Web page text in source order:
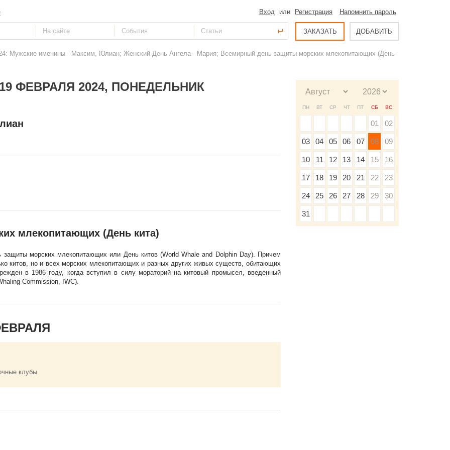
Вход или Регистрация Напомнить пароль
ЗАКАЗАТЬ ДОБАВИТЬ
Мужские именины - Максим, Юлиан; Женский День Ангела - Мария; Всемирный день защиты морских млекопитающих (День
ФЕВРАЛЯ 2024, ПОНЕДЕЛЬНИК
млекопитающих (День кита)
морских млекопитающих или День китов (World Whale and Dolphin Day). Причем
китов, но и всех морских млекопитающих и разных других живых существ, обитающих
в 1986 году, когда вступил в силу мораторий на китовый промысел, введенный
Commission, IWC).
клубы
ПН ВТ СР ЧТ ПТ СБ ВС
01 02
03 04 05 06 07 08 09
10 11 12 13 14 15 16
17 18 19 20 21 22 23
24 25 26 27 28 29 30
31